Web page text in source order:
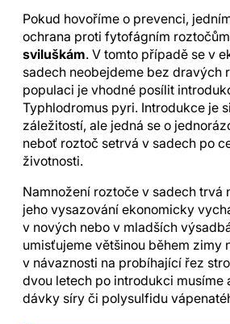
Pokud hovoříme o prevenci,
ochrana proti fytofágním
sviluškám. V tomto případě se v
sadech neobejdeme bez dravých
populaci je vhodné posílit
Typhlodromus pyri. Introdukce je
záležitostí, ale jedná se o
neboť roztoč setrvá v sadech po
životnosti.
Namnožení roztoče v sadech trvá
jeho vysazování ekonomicky
v nových nebo v mladších
umisťujeme většinou během zimy
v návaznosti na probíhající řez
dvou letech po introdukci musíme
dávky síry či polysulfidu